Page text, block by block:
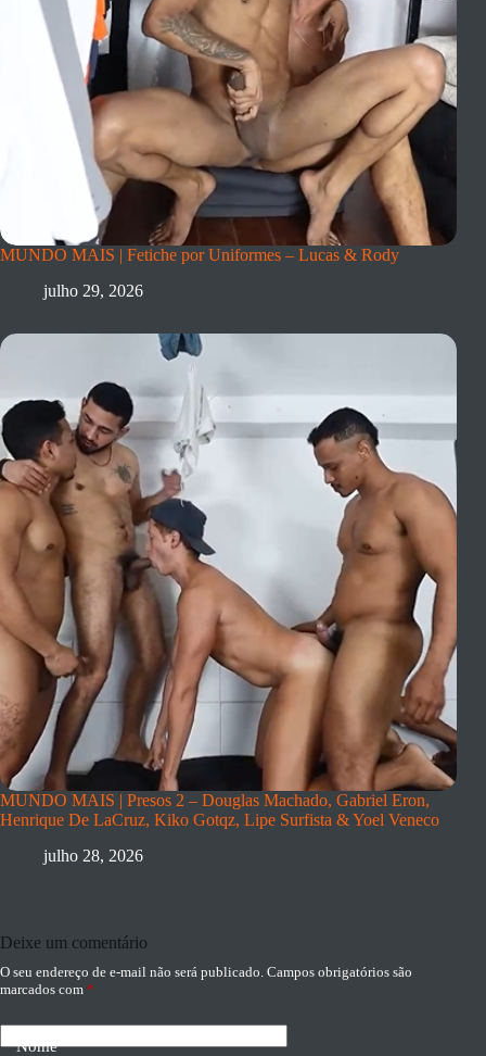
MUNDO MAIS | Fetiche por Uniformes – Lucas & Rody
julho 29, 2026
MUNDO MAIS | Presos 2 – Douglas Machado, Gabriel Eron,
Henrique De LaCruz, Kiko Gotqz, Lipe Surfista & Yoel Veneco
julho 28, 2026
Deixe um comentário
O seu endereço de e-mail não será publicado. Campos obrigatórios são
marcados com *
Nome